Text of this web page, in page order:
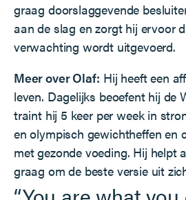
graag doorslaggevende
aan de slag en zorgt hij ervoor
verwachting wordt uitgevoerd.
Meer over Olaf: Hij heeft een
leven. Dagelijks beoefent hij de
traint hij 5 keer per week in
en olympisch gewichtheffen en
met gezonde voeding. Hij helpt
graag om de beste versie uit